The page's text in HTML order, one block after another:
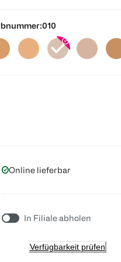
010
Online lieferbar
In Filiale abholen
Verfügbarkeit prüfen